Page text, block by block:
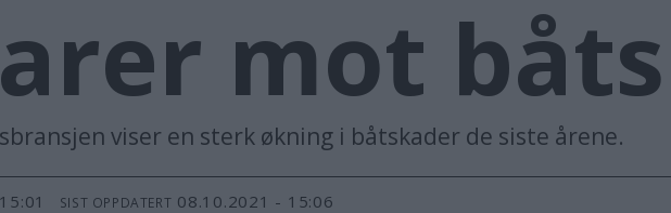
mot
viser en sterk økning i båtskader de siste årene.
SIST OPPDATERT 08.10.2021 - 15:06